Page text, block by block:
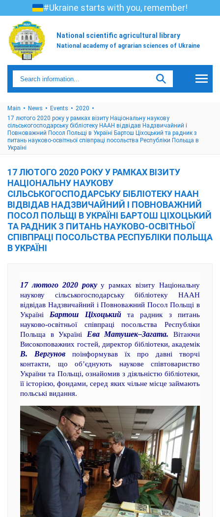
#Ukraine starts with you, remember!
National scientific agricultural library
National academy of agrarian sciences of Ukraine
Main News Events
2020
17 лютого 2020 року у рамках візиту Національну наукову
сільськогосподарську бібліотеку НААН відвідав Надзвичайний і
Повноважний Посол Польщі в Україні Бартош Ціхоцький та радник з
питань науково-освітньої співпраці посольства Республіки Польща в
Україні
17 ЛЮТОГО 2020 РОКУ У РАМКАХ ВІЗИТУ
НАЦІОНАЛЬНУ НАУКОВУ
СІЛЬСЬКОГОСПОДАРСЬКУ БІБЛІОТЕКУ НААН
ВІДВІДАВ НАДЗВИЧАЙНИЙ І ПОВНОВАЖНИЙ
ПОСОЛ ПОЛЬЩІ В УКРАЇНІ БАРТОШ ЦІХОЦЬКИЙ
ТА РАДНИК З ПИТАНЬ НАУКОВО-ОСВІТНЬОЇ
СПІВПРАЦІ ПОСОЛЬСТВА РЕСПУБЛІКИ ПОЛЬЩА
В УКРАЇНІ
17 лютого 2020 року у рамках візиту Національну
наукову сільськогосподарську бібліотеку НААН
відвідав Надзвичайний і Повноважний Посол Польщі в
Україні Бартош Ціхоцькийта радник з питань
науково-освітньої співпраці посольства Республіки
Польща в Україні Ева Матушек–Загата.Вітаючи
Високоповажних гостей, директор бібліотеки, академік
В. Вергуновпоінформував їх про давні творчі
контакти, що об’єднують наукове співтовариство
України та Польщі, ознайомив з діяльністю бібліотеки,
її історією, фондами, серед яких чільне місце займають
польські видання.